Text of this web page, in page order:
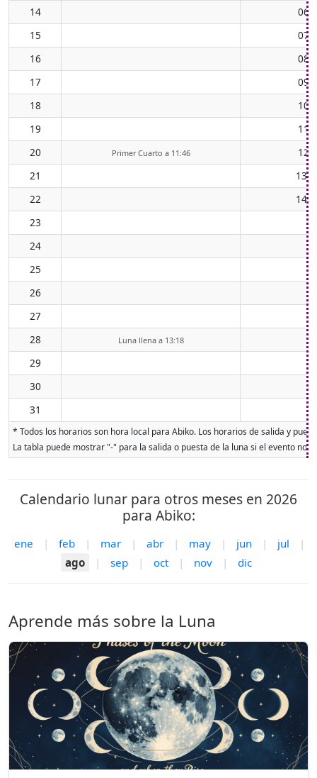
14
15
16
17
18
19
20
Primer Cuarto a 11:46
21
22
23
24
25
26
27
28
Luna llena a 13:18
29
30
31
* Todos los horarios son hora local para Abiko. Los horarios de salida y
La tabla puede mostrar "-" para la salida o puesta de la luna si el evento no
Calendario lunar para otros meses en 2026
para Abiko:
ene | feb | mar | abr | may | jun | jul
|
ago
| sep | oct | nov | dic
Aprende más sobre la Luna